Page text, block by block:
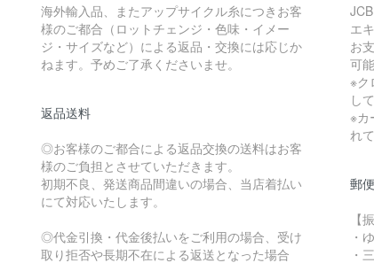
海外輸入品、またアップサイクル糸につきお客
様のご都合（ロットチェンジ・色味・イメー
ジ・サイズなど）による返品・交換には応じか
ねます。予めご了承くださいませ。
返品送料
◎お客様のご都合による返品交換の送料はお客
様のご負担とさせていただきます。
初期不良、発送商品間違いの場合、当店着払い
にて対応いたします。
◎代金引換・代金後払いをご利用の場合、受け
取り拒否や長期不在による返送となった場合
エ
お
可
※ク
し
※カ
れ
郵
【
・
・